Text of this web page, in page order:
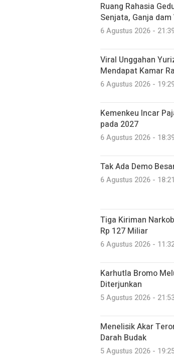
Ruang Rahasia
Senjata, Ganja dam
6 Agustus 2026 -
Viral Unggahan
Mendapat Kamar
6 Agustus 2026 -
Kemenkeu Incar
pada 2027
6 Agustus 2026 -
Tak Ada Demo
6 Agustus 2026 -
Tiga Kiriman
Rp 127 Miliar
6 Agustus 2026 -
Karhutla Bromo
Diterjunkan
5 Agustus 2026 -
Menelisik Akar
Darah Budak
5 Agustus 2026 -